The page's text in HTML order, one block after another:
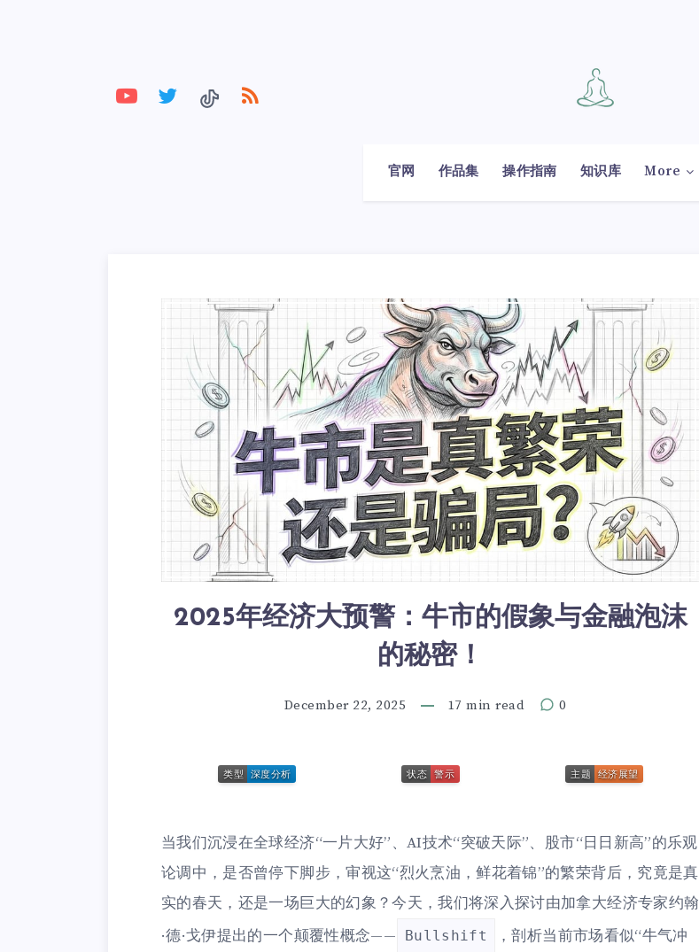
官网 作品集 操作指南 知识库 More
2025年经济大预警：牛市的假象与金融泡沫
的秘密！
December 22, 2025 17 min read 0
当我们沉浸在全球经济“一片大好”、AI技术“突破天际”、股市“日日新高”的乐观
论调中，是否曾停下脚步，审视这“烈火烹油，鲜花着锦”的繁荣背后，究竟是真
实的春天，还是一场巨大的幻象？今天，我们将深入探讨由加拿大经济专家约翰
·德·戈伊提出的一个颠覆性概念——
Bullshift
，剖析当前市场看似“牛气冲